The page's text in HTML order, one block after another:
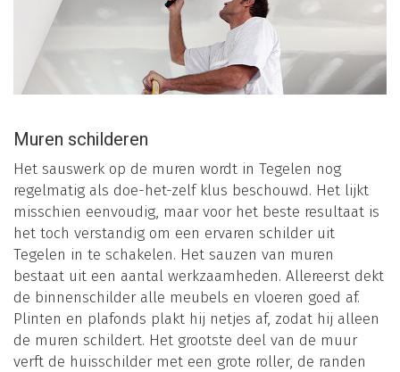
Muren schilderen
Het sauswerk op de muren wordt in Tegelen nog
regelmatig als doe-het-zelf klus beschouwd. Het lijkt
misschien eenvoudig, maar voor het beste resultaat is
het toch verstandig om een ervaren schilder uit
Tegelen in te schakelen. Het sauzen van muren
bestaat uit een aantal werkzaamheden. Allereerst dekt
de binnenschilder alle meubels en vloeren goed af.
Plinten en plafonds plakt hij netjes af, zodat hij alleen
de muren schildert. Het grootste deel van de muur
verft de huisschilder met een grote roller, de randen